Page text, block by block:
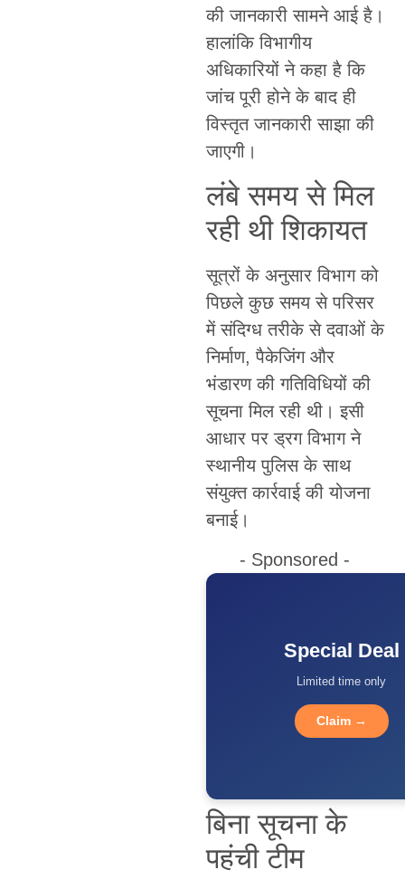
की जानकारी सामने आई है।
हालांकि विभागीय
अधिकारियों ने कहा है कि
जांच पूरी होने के बाद ही
विस्तृत जानकारी साझा की
जाएगी।
लंबे समय से मिल
रही थी शिकायत
सूत्रों के अनुसार विभाग को
पिछले कुछ समय से परिसर
में संदिग्ध तरीके से दवाओं के
निर्माण, पैकेजिंग और
भंडारण की गतिविधियों की
सूचना मिल रही थी। इसी
आधार पर ड्रग विभाग ने
स्थानीय पुलिस के साथ
संयुक्त कार्रवाई की योजना
बनाई।
- Sponsored -
Special Deal
Limited time only
Claim →
बिना सूचना के
पहुंची टीम